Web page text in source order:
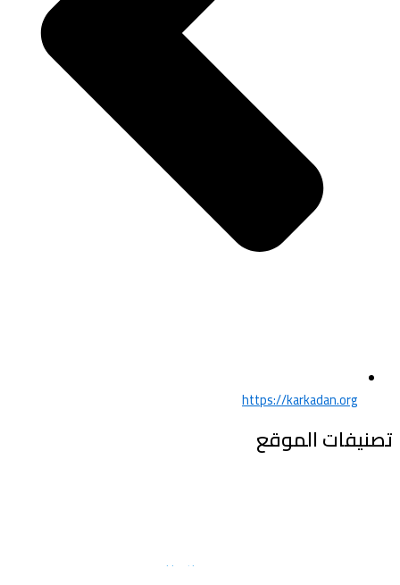
https://karkadan.org
تصنيفات الموقع
Haythammanna.com